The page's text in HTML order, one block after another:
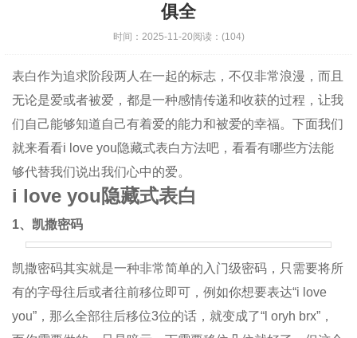
俱全
时间： 2025-11-20阅读： (104)
表白作为追求阶段两人在一起的标志，不仅非常浪漫，而且
无论是爱或者被爱，都是一种感情传递和收获的过程，让我
们自己能够知道自己有着爱的能力和被爱的幸福。下面我们
就来看看i love you隐藏式表白方法吧，看看有哪些方法能
够代替我们说出我们心中的爱。
i love you隐藏式表白
1、凯撒密码
凯撒密码其实就是一种非常简单的入门级密码，只需要将所
有的字母往后或者往前移位即可，例如你想要表达“i love
you”，那么全部往后移位3位的话，就变成了“l oryh brx”，